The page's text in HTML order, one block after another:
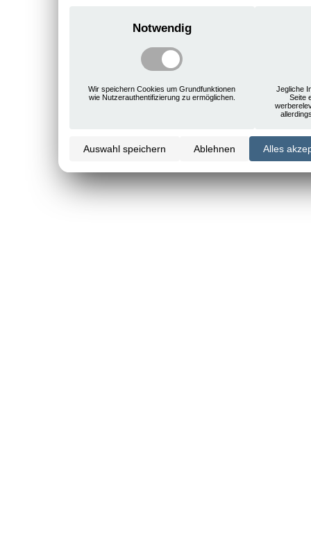
Notwendig
Wir speichern Cookies um Grundfunktionen
wie Nutzerauthentifizierung zu ermöglichen.
Jegliche
Seite
Auswahl speichern Ablehnen Alles